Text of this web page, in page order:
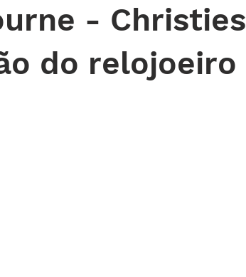
- Christies
do relojoeiro